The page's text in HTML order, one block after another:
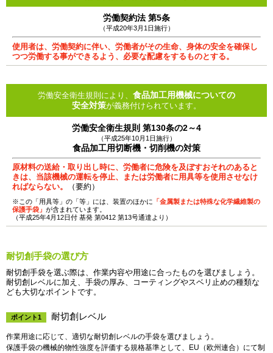
労働契約法 第5条
（平成20年3月1日施行）
使用者は、労働契約に伴い、労働者がその生命、身体の安全を確保し
つつ労働する事ができるよう、必要な配慮をするものとする。
労働安全衛生規則により、 食品加工用機械についての
安全対策が義務付けられています。
労働安全衛生規則 第130条の2～4
（平成25年10月1日施行）
食品加工用切断機・切削機の対策
原材料の送給・取り出し時に、労働者に危険を及ぼすおそれのあると
きは、当該機械の運転を停止、または労働者に用具等を使用させなけ
ればならない。
（要約）
※この「用具等」の「等」には、装置のほかに 「金属製または特殊な化学繊維製の
保護手袋」 が含まれています。
（平成25年4月12日付 基発 第0412 第13号通達より）
耐切創手袋の選び方
耐切創手袋を選ぶ際は、作業内容や用途に合ったものを選びましょう。
耐切創レベルに加え、手袋の厚み、コーティングやスベリ止めの種類な
ども大切なポイントです。
ポイント1 耐切創レベル
作業用途に応じて、適切な耐切創レベルの手袋を選びましょう。
保護手袋の機械的物性強度を評価する規格基準として、EU（欧州連合）にて制